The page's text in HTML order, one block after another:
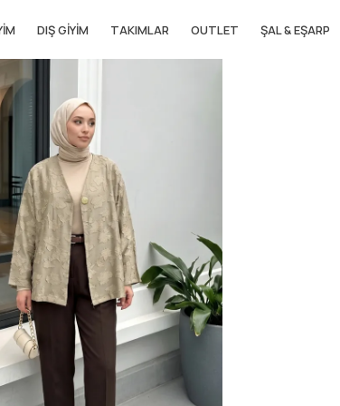
DIŞ GIYIM TAKIMLAR OUTLET ŞAL & EŞARP